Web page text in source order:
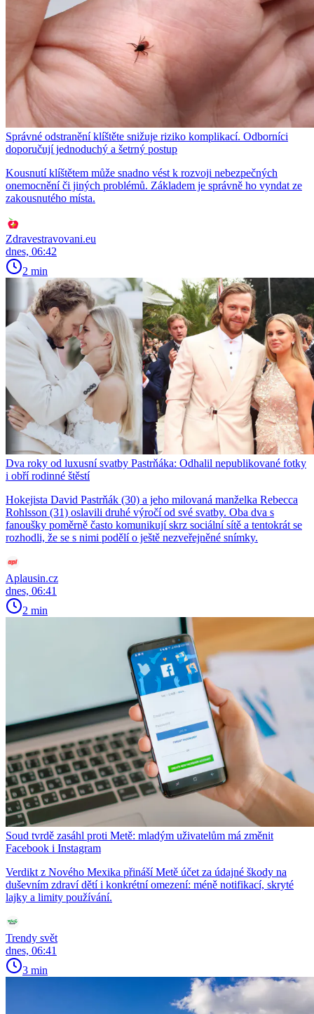
Správné odstranění klíštěte snižuje riziko komplikací. Odborníci
doporučují jednoduchý a šetrný postup
Kousnutí klíštětem může snadno vést k rozvoji nebezpečných
onemocnění či jiných problémů. Základem je správně ho vyndat ze
zakousnutého místa.
Zdravestravovani.eu
dnes, 06:42
2 min
Dva roky od luxusní svatby Pastrňáka: Odhalil nepublikované fotky
i obří rodinné štěstí
Hokejista David Pastrňák (30) a jeho milovaná manželka Rebecca
Rohlsson (31) oslavili druhé výročí od své svatby. Oba dva s
fanoušky poměrně často komunikují skrz sociální sítě a tentokrát se
rozhodli, že se s nimi podělí o ještě nezveřejněné snímky.
Aplausin.cz
dnes, 06:41
2 min
Soud tvrdě zasáhl proti Metě: mladým uživatelům má změnit
Facebook i Instagram
Verdikt z Nového Mexika přináší Metě účet za údajné škody na
duševním zdraví dětí i konkrétní omezení: méně notifikací, skryté
lajky a limity používání.
Trendy svět
dnes, 06:41
3 min